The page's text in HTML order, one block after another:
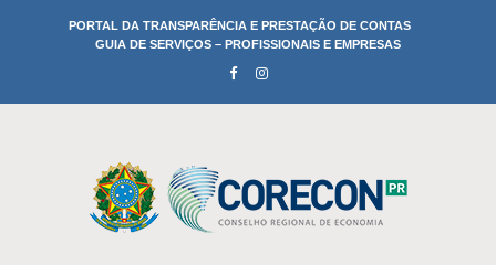
PORTAL DA TRANSPARÊNCIA E PRESTAÇÃO DE CONTAS
GUIA DE SERVIÇOS – PROFISSIONAIS E EMPRESAS